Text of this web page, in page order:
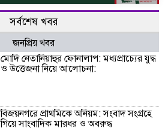
সর্বশেষ খবর
জনপ্রিয় খবর
মোদি নেতানিয়াহুর ফোনালাপ: মধ্যপ্রাচ্যের যুদ্ধ
ও উত্তেজনা নিয়ে আলোচনা:
বিজয়নগরে প্রাথমিকে অনিয়ম: সংবাদ সংগ্রহে
গিয়ে সাংবাদিক মারধর ও অবরুদ্ধ